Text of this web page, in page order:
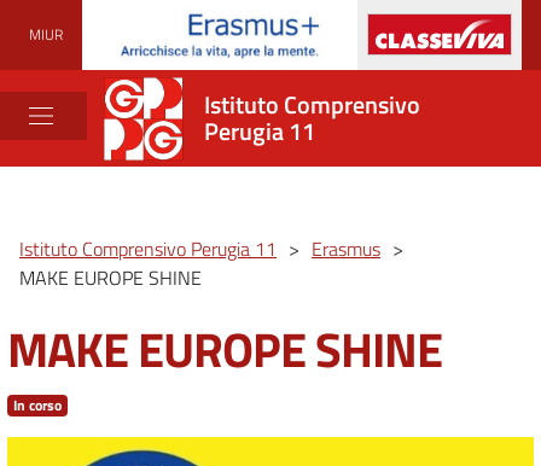
MIUR
Istituto Comprensivo
Perugia 11
Istituto Comprensivo Perugia 11 > Erasmus >
MAKE EUROPE SHINE
MAKE EUROPE SHINE
In corso